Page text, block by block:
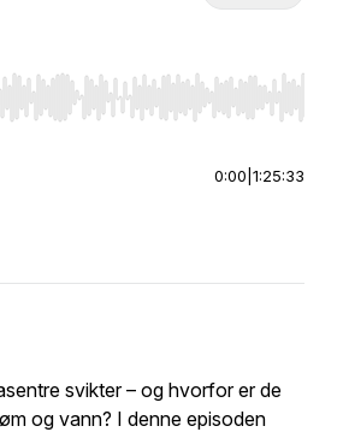
Right to seek, Home/End to jump to
0:00 1:25:33
svikter – og hvorfor er de
og vann? I denne episoden